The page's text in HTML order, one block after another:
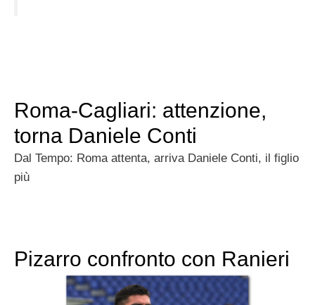
Roma-Cagliari: attenzione,
torna Daniele Conti
Dal Tempo: Roma attenta, arriva Daniele Conti, il figlio
più
Pizarro confronto con Ranieri